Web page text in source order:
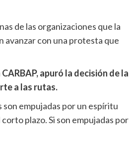
de las organizaciones que la
avanzar con una protesta que
apuró la decisión de la
a las rutas.
son empujadas por un espíritu
plazo. Si son empujadas por